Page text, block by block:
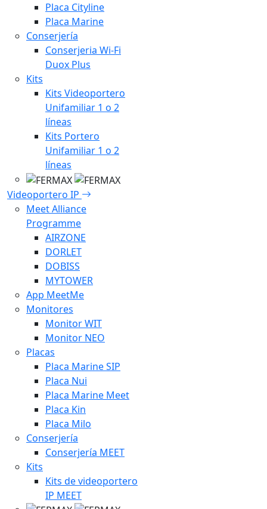
Placa Cityline
Placa Marine
Conserjería
Conserjeria Wi-Fi
Duox Plus
Kits
Kits Videoportero
Unifamiliar 1 o 2
líneas
Kits Portero
Unifamiliar 1 o 2
líneas
Videoportero IP
Meet Alliance
Programme
AIRZONE
DORLET
DOBISS
MYTOWER
App MeetMe
Monitores
Monitor WIT
Monitor NEO
Placas
Placa Marine SIP
Placa Nui
Placa Marine Meet
Placa Kin
Placa Milo
Conserjería
Conserjería MEET
Kits
Kits de videoportero
IP MEET